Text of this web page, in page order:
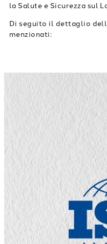
la Salute e Sicurezza sul
Di seguito il dettaglio
menzionati: